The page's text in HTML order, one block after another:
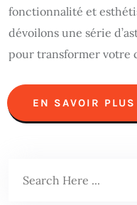
fonctionnalité et
dévoilons une série
pour transformer votre
EN SAVOIR PLUS